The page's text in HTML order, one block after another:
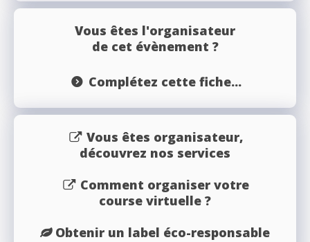
Vous êtes l'organisateur
de cet évènement ?
Complétez cette fiche...
Vous êtes organisateur,
découvrez nos services
Comment organiser votre
course virtuelle ?
Obtenir un label éco-responsable